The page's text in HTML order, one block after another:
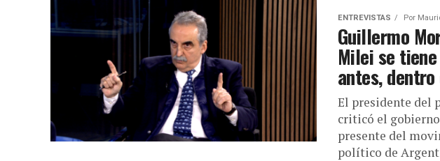
ENTREVISTAS Por
Guillermo
Milei se
antes,
El presidente del
criticó el
presente del
político de